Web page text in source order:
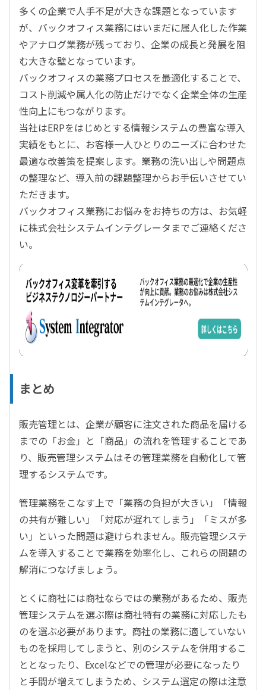
多くの企業で人手不足が大きな課題となっています
が、バックオフィス業務にはいまだに属人化した作業
やアナログ業務が残っており、企業の成長と発展を阻
む大きな壁となっています。
バックオフィスの業務プロセスを最適化することで、
コスト削減や属人化の防止だけでなく企業全体の生産
性向上にもつながります。
当社はERPをはじめとする情報システムの豊富な導入
実績をもとに、お客様一人ひとりのニーズに合わせた
最適な改善策を提案します。業務の洗い出しや問題点
の整理など、導入前の課題整理からお手伝いさせてい
ただきます。
バックオフィス業務にお悩みをお持ちの方は、お気軽
に株式会社システムインテグレータまでご連絡くださ
い。
まとめ
販売管理とは、企業が顧客に注文された商品を届ける
までの「お金」と「商品」の流れを管理することであ
り、販売管理システムはその管理業務を自動化して管
理するシステムです。
管理業務をこなす上で「業務の負担が大きい」「情報
の共有が難しい」「対応が遅れてしまう」「ミスが多
い」といった問題は避けられません。販売管理システ
ムを導入することで業務を効率化し、これらの問題の
解消につなげましょう。
とくに商社には商社ならではの業務があるため、販売
管理システムを選ぶ際は商社特有の業務に対応したも
のを選ぶ必要があります。商社の業務に適していない
ものを採用してしまうと、別のシステムを併用するこ
ととなったり、Excelなどでの管理が必要になったり
と手間が増えてしまうため、システム選定の際は注意